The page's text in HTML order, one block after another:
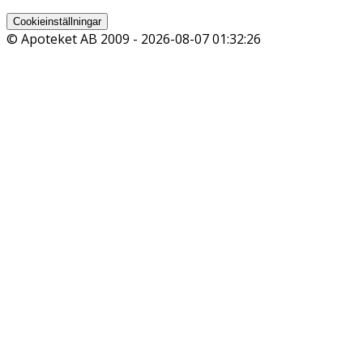
Cookieinställningar
© Apoteket AB 2009 - 2026-08-07 01:32:26